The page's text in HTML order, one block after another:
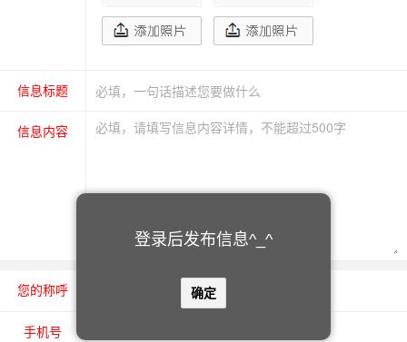
登录后发布信息^_^
确定
信息标题
信息内容
您的称呼 女士
手机号